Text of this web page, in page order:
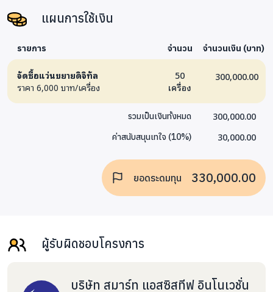
โรงเรียนได้ทราบเป็นที่เรียบร้อยแล้ว ตามเอกสารตัวอย่างนี้
แผนการใช้เงิน
รายการ จำนวน จำนวนเงิน (บาท)
จัดซื้อแว่นขยายดิจิทัล
ราคา 6,000 บาท/เครื่อง
50
เครื่อง
300,000.00
รวมเป็นเงินทั้งหมด 300,000.00
ค่าสนับสนุนเทใจ (10%) 30,000.00
ยอดระดมทุน 330,000.00
ผู้รับผิดชอบโครงการ
บริษัท สมาร์ท แอสซิสทีฟ อินโนเวชั่น